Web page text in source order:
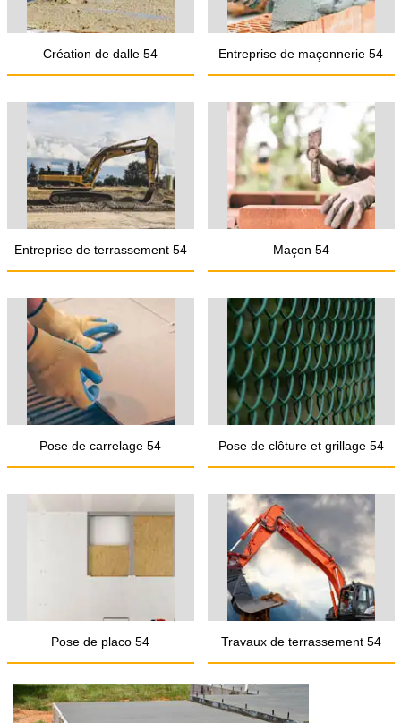
Création de dalle 54 Entreprise de maçonnerie 54
Entreprise de terrassement 54 Maçon 54
Pose de carrelage 54 Pose de clôture et grillage 54
Pose de placo 54 Travaux de terrassement 54